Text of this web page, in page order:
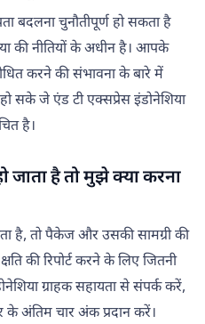
बदलना चुनौतीपूर्ण हो सकता है
की नीतियों के अधीन है। आपके
करने की संभावना के बारे में
सके जे एंड टी एक्सप्रेस इंडोनेशिया
है।
जाता है तो मुझे क्या करना
है, तो पैकेज और उसकी सामग्री की
की रिपोर्ट करने के लिए जितनी
ग्राहक सहायता से संपर्क करें,
के अंतिम चार अंक प्रदान करें।